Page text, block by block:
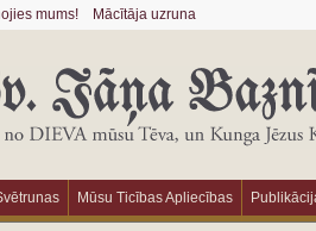
mums! Mācītāja uzruna
Mūsu Ticības Apliecības